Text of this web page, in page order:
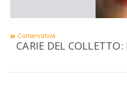
Conservativa
CARIE DEL COLLETTO: